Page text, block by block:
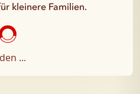
kleinere Familien.
...